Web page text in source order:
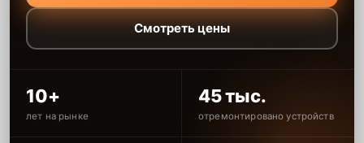
Смотреть цены
10+
лет на рынке
45 тыс.
отремонтировано устройств